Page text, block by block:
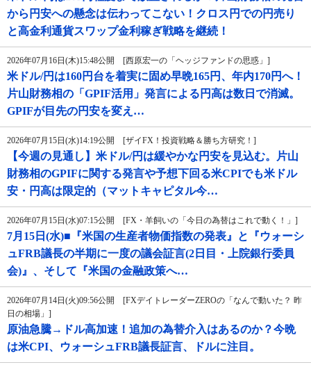
から円安への懸念は伝わってこない！クロス円での円売り
と高金利通貨スワップ金利稼ぎ戦略を継続！
2026年07月16日(木)15:48公開 [西原宏一の「ヘッジファンドの思惑」]
米ドル/円は160円台を着実に固め早晩165円、年内170円へ！
片山財務相の「GPIF活用」発言による円高は数日で消滅。
GPIFが目先の円安を変え…
2026年07月15日(水)14:19公開 [ザイFX！投資戦略＆勝ち方研究！]
【今週の見通し】米ドル/円は緩やかな円安を見込む。片山
財務相のGPIFに関する発言や予想下回る米CPIでも米ドル
安・円高は限定的（マットキャピタル今…
2026年07月15日(水)07:15公開 [FX・羊飼いの「今日の為替はこれで動く！」]
7月15日(水)■『米国の生産者物価指数の発表』と『ウォーシ
ュFRB議長の半期に一度の議会証言(2日目・上院銀行委員
会)』、そして『米国の金融政策へ…
2026年07月14日(火)09:56公開 [FXデイトレーダーZEROの「なんで動いた？ 昨
日の相場」]
原油急騰→ドル高加速！追加の為替介入はあるのか？今晩
は米CPI、ウォーシュFRB議長証言、ドルに注目。